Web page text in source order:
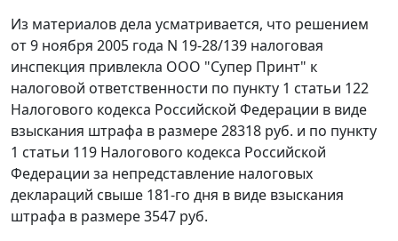
Из материалов дела усматривается, что решением
от 9 ноября 2005 года N 19-28/139 налоговая
инспекция привлекла ООО "Супер Принт" к
налоговой ответственности по пункту 1 статьи 122
Налогового кодекса Российской Федерации в виде
взыскания штрафа в размере 28318 руб. и по пункту
1 статьи 119 Налогового кодекса Российской
Федерации за непредставление налоговых
деклараций свыше 181-го дня в виде взыскания
штрафа в размере 3547 руб.